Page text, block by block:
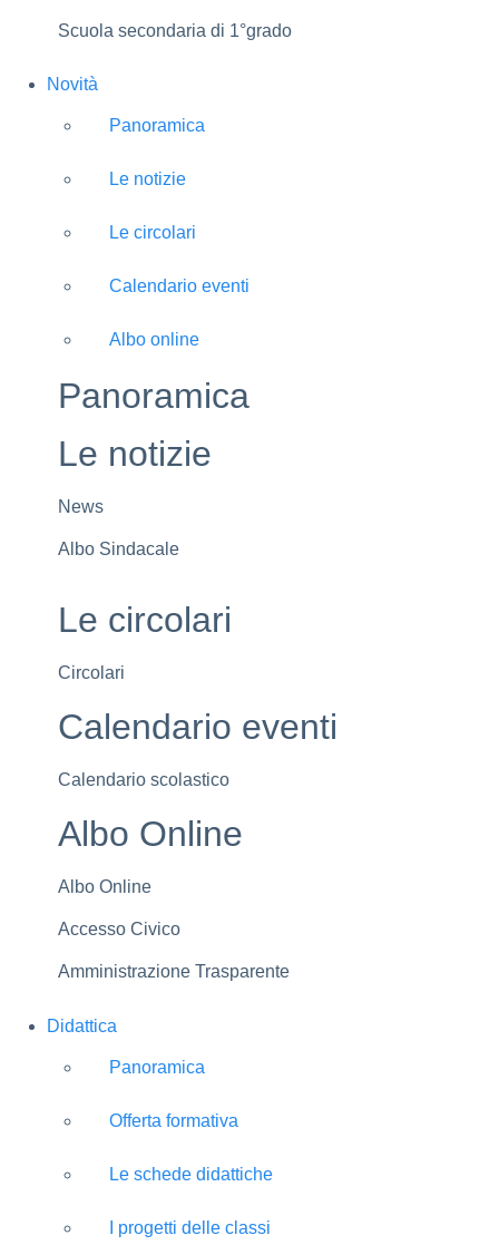
Scuola secondaria di 1°grado
Novità
Panoramica
Le notizie
Le circolari
Calendario eventi
Albo online
Panoramica
Le notizie
News
Albo Sindacale
Le circolari
Circolari
Calendario eventi
Calendario scolastico
Albo Online
Albo Online
Accesso Civico
Amministrazione Trasparente
Didattica
Panoramica
Offerta formativa
Le schede didattiche
I progetti delle classi